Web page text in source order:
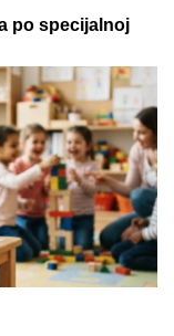
CEO ŽIVOT"
kaubojkama i
pokazala
što nije